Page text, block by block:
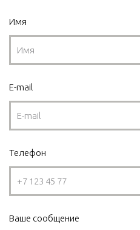
Имя
E-mail
Телефон
Ваше сообщение